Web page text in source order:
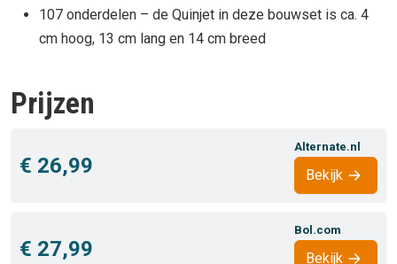
107 onderdelen – de Quinjet in deze bouwset is ca. 4
cm hoog, 13 cm lang en 14 cm breed
Prijzen
€ 26,99
Alternate.nl
Bekijk
€ 27,99
Bol.com
Bekijk